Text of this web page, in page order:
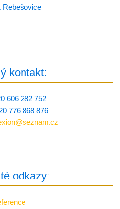
Rebešovice
kontakt:
606 282 752
776 8­68 876
seznam.cz
odkazy: